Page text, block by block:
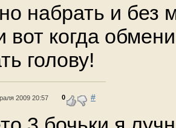
набрать и без
вот когда
голову!
2009 20:57 0 #